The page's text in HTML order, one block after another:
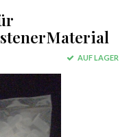
AUF LAGER